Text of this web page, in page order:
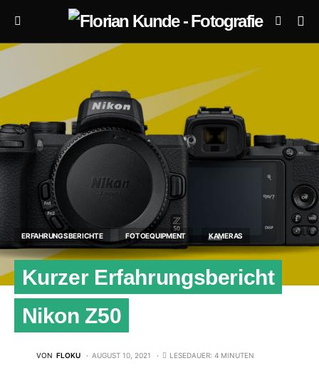
ERFAHRUNGSBERICHTE FOTOEQUIPMENT KAMERAS
Kurzer Erfahrungsbericht
Nikon Z50
VON FLOKU AUGUST 10, 2021 LESEDAUER: 4 MINUTEN